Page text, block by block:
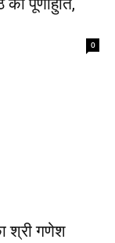
0
श्री गणेश